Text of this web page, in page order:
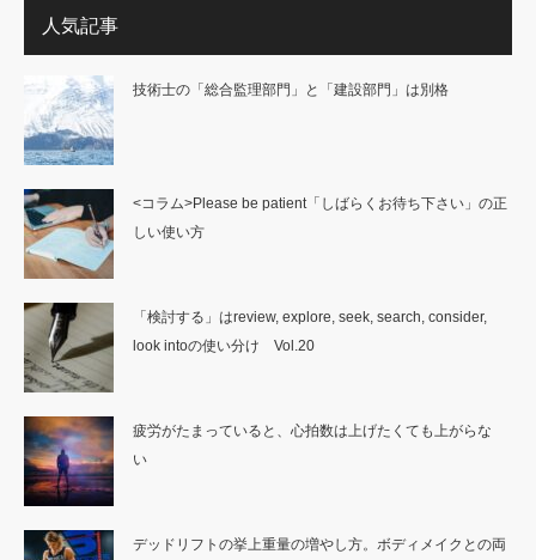
人気記事
技術士の「総合監理部門」と「建設部門」は別格
<コラム>Please be patient「しばらくお待ち下さい」の正
しい使い方
「検討する」はreview, explore, seek, search, consider,
look intoの使い分け Vol.20
疲労がたまっていると、心拍数は上げたくても上がらな
い
デッドリフトの挙上重量の増やし方。ボディメイクとの両